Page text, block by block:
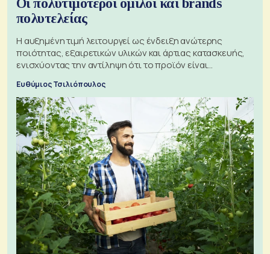
Οι πολυτιμότεροι όμιλοι και brands
πολυτελείας
Η αυξημένη τιμή λειτουργεί ως ένδειξη ανώτερης
ποιότητας, εξαιρετικών υλικών και άρτιας κατασκευής,
ενισχύοντας την αντίληψη ότι το προϊόν είναι
Ευθύμιος Τσιλιόπουλος